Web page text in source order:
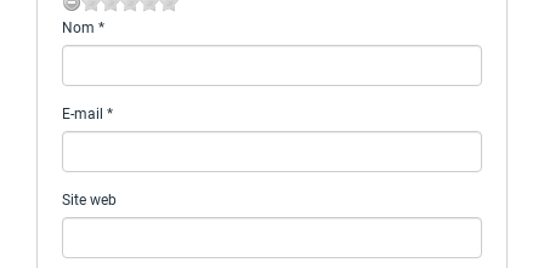
Nom *
E-mail *
Site web